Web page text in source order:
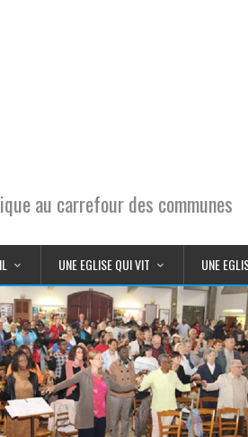
au carrefour des communes
UNE EGLISE QUI VIT UNE